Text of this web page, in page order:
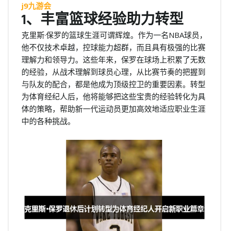
j9九游会
1、丰富篮球经验助力转型
克里斯·保罗的篮球生涯可谓辉煌。作为一名NBA球员，
他不仅技术卓越，控球能力超群，而且具有极强的比赛
理解力和领导力。这些年来，保罗在球场上积累了无数
的经验，从战术理解到球员心理，从比赛节奏的把握到
与队友的配合，都是他成为顶级控卫的重要因素。转型
为体育经纪人后，他将能够把这些宝贵的经验转化为具
体的策略，帮助新一代运动员更加高效地适应职业生涯
中的各种挑战。